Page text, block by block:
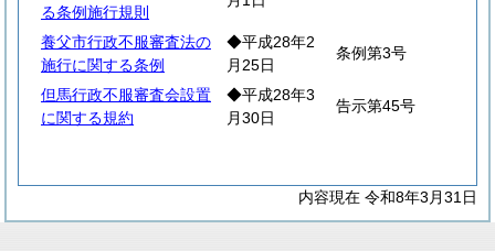
る条例施行規則
養父市行政不服審査法の
施行に関する条例
◆平成28年2
月25日
条例第3号
但馬行政不服審査会設置
に関する規約
◆平成28年3
月30日
告示第45号
内容現在 令和8年3月31日